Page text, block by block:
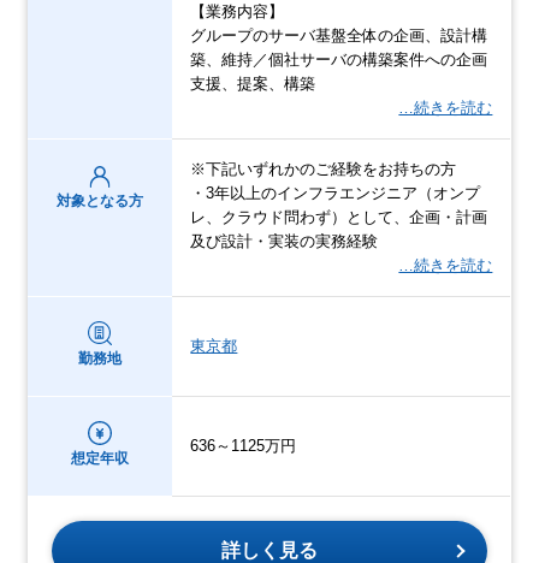
【業務内容】
グループのサーバ基盤全体の企画、設計構
築、維持／個社サーバの構築案件への企画
支援、提案、構築
…続きを読む
対象となる方
※下記いずれかのご経験をお持ちの方
・3年以上のインフラエンジニア（オンプ
レ、クラウド問わず）として、企画・計画
及び設計・実装の実務経験
…続きを読む
勤務地
東京都
想定年収
636～1125万円
詳しく見る